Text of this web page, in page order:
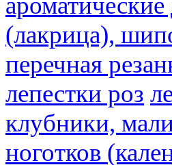
(лакрица),
перечная
лепестки роз
клубники,
ноготков